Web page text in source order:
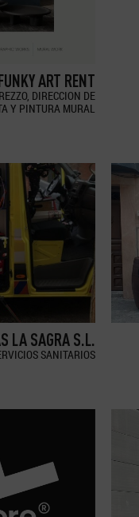
ART RENT
DIRECCION DE
Y PINTURA MURAL
LA SAGRA S.L.
SANITARIOS